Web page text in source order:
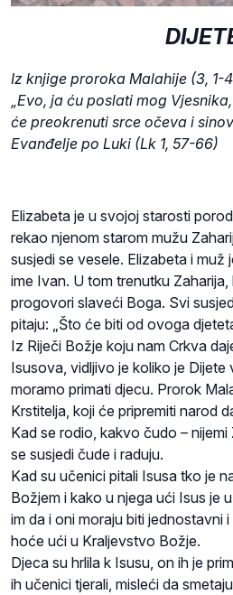
Iz knjige proroka Malahije (3, 1-
„Evo, ja ću poslati mog
će preokrenuti srce očeva i
Evanđelje po Luki (Lk 1, 57-66)
Elizabeta je u svojoj starosti
rekao njenom starom mužu
susjedi se vesele. Elizabeta i muž
ime Ivan. U tom trenutku Zaharija,
progovori slaveći Boga. Svi
pitaju: „Što će biti od ovoga
Iz Riječi Božje koju nam Crkva
Isusova, vidljivo je koliko je Dijete
moramo primati djecu. Prorok
Krstitelja, koji će pripremiti narod
Kad se rodio, kakvo čudo –
se susjedi čude i raduju.
Kad su učenici pitali Isusa tko je
Božjem i kako u njega ući Isus je
im da i oni moraju biti jednostavni
hoće ući u Kraljevstvo Božje.
Djeca su hrlila k Isusu, on ih je
ih učenici tjerali, misleći da